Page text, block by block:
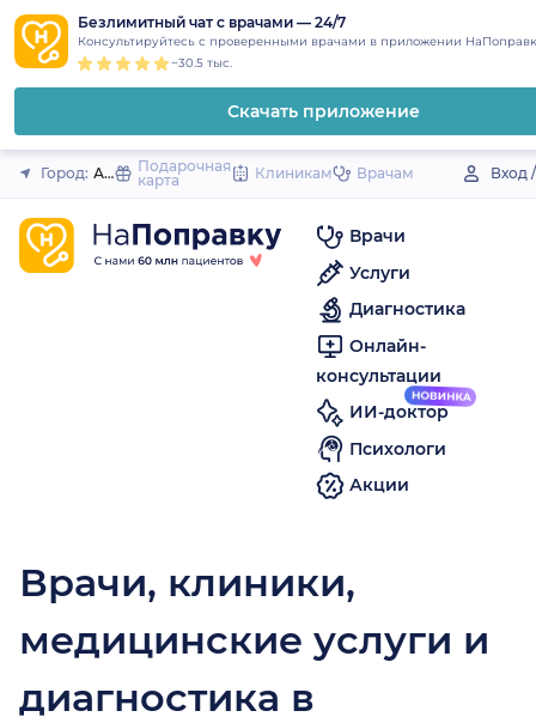
to
content
Безлимитный чат с врачами — 24/7
Консультируйтесь с проверенными врачами в приложении
~30.5 тыс.
Скачать приложение
Закрыть
Город: Александровск
Подарочная
карта
Клиникам Врачам Вход
Врачи
Услуги
Диагностика
Онлайн-
консультации
ИИ-доктор
Психологи
Акции
Врачи, клиники,
медицинские услуги и
диагностика в